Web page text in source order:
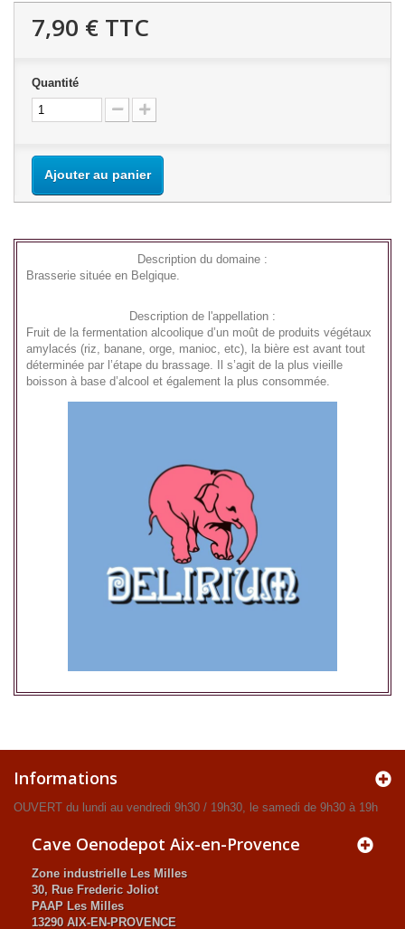
7,90 € TTC
Quantité
Ajouter au panier
Description du domaine :
Brasserie située en Belgique.
Description de l'appellation :
Fruit de la fermentation alcoolique d’un moût de produits végétaux
amylacés (riz, banane, orge, manioc, etc), la bière est avant tout
déterminée par l’étape du brassage. Il s’agit de la plus vieille
boisson à base d’alcool et également la plus consommée.
Informations
OUVERT du lundi au vendredi 9h30 / 19h30, le samedi de 9h30 à 19h
Cave Oenodepot Aix-en-Provence
Zone industrielle Les Milles
30, Rue Frederic Joliot
PAAP Les Milles
13290 AIX-EN-PROVENCE